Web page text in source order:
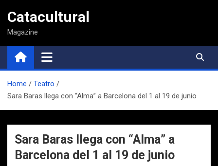
contenido
Catacultural
Magazine
Home
Teatro
Sara Baras llega con “Alma” a Barcelona del 1 al 19 de junio
Sara Baras llega con “Alma” a
Barcelona del 1 al 19 de junio